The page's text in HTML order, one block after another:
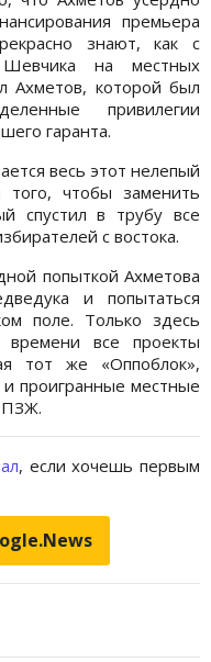
премьера
знают, как с
на местных
Ахметов, которой был
привилегии
гаранта.
весь этот нелепый
того, чтобы заменить
спустил в трубу все
с востока.
попыткой Ахметова
и попытаться
поле. Только здесь
все проекты
тот же «Оппоблок»,
проигранные местные
, если хочешь первым